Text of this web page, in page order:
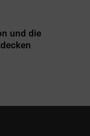
und die